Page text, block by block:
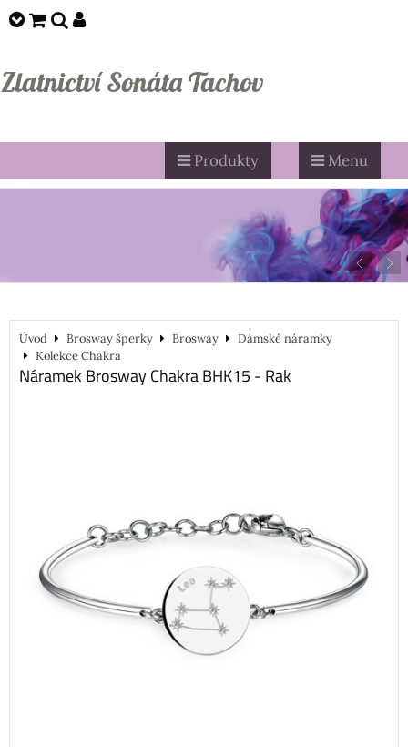
Zlatnictví Sonáta Tachov
Produkty Menu
Úvod Brosway šperky Brosway
Dámské náramky
Kolekce Chakra
Náramek Brosway Chakra BHK15 - Rak